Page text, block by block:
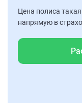
Цена полиса
напрямую в